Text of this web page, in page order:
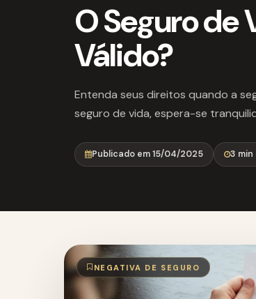
O Seguro de
Válido?
Entenda seus direitos quando a
seguro de vida, espera-se
Publicado em 15/04/2025 3
NEGATIVA DE SEGURO